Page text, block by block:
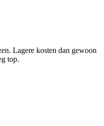
Lagere kosten dan gewoon
top.